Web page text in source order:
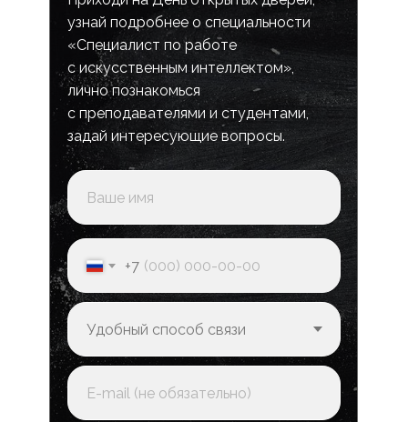
узнай подробнее о специальности
«Специалист по работе
с искусственным интеллектом»,
лично познакомься
с преподавателями и студентами,
задай интересующие вопросы.
+7